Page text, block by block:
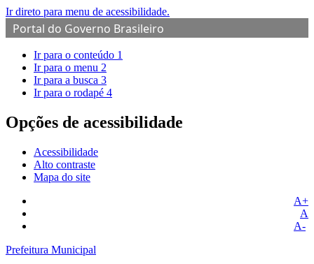
Ir direto para menu de acessibilidade.
Portal do Governo Brasileiro
Ir para o conteúdo 1
Ir para o menu 2
Ir para a busca 3
Ir para o rodapé 4
Opções de acessibilidade
Acessibilidade
Alto contraste
Mapa do site
A+
A
A-
Prefeitura Municipal